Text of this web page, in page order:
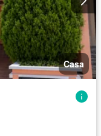
Casa